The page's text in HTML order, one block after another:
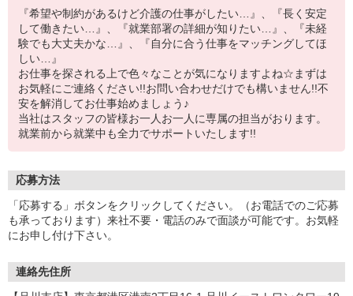
『希望や制約があるけど介護の仕事がしたい…』、『長く安定
して働きたい…』、『就業部署の詳細が知りたい…』、『未経
験でも大丈夫かな…』、『自分に合う仕事をマッチングしてほ
しい…』
お仕事を探される上で色々なことが気になりますよね☆まずは
お気軽にご連絡ください!!お問い合わせだけでも構いません!!不
安を解消してお仕事始めましょう♪
当社はスタッフの皆様お一人お一人に専属の担当がおります。
就業前から就業中も全力でサポートいたします!!
応募方法
「応募する」ボタンをクリックしてください。（お電話でのご応募
も承っております）来社不要・電話のみで面談が可能です。お気軽
にお申し付け下さい。
連絡先住所